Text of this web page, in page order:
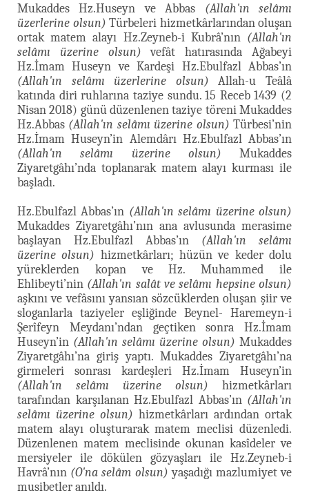
Mukaddes Hz.Huseyn ve Abbas (Allah'ın selâmı
üzerlerine olsun) Türbeleri hizmetkârlarından oluşan
ortak matem alayı Hz.Zeyneb-i Kubrâ’nın (Allah'ın
selâmı üzerine olsun) vefât hatırasında Ağabeyi
Hz.İmam Huseyn ve Kardeşi Hz.Ebulfazl Abbas’ın
(Allah'ın selâmı üzerlerine olsun) Allah-u Teâlâ
katında diri ruhlarına taziye sundu. 15 Receb 1439 (2
Nisan 2018) günü düzenlenen taziye töreni Mukaddes
Hz.Abbas (Allah'ın selâmı üzerine olsun) Türbesi’nin
Hz.İmam Huseyn’in Alemdârı Hz.Ebulfazl Abbas’ın
(Allah'ın selâmı üzerine olsun) Mukaddes
Ziyaretgâhı’nda toplanarak matem alayı kurması ile
başladı.
Hz.Ebulfazl Abbas’ın (Allah'ın selâmı üzerine olsun)
Mukaddes Ziyaretgâhı’nın ana avlusunda merasime
başlayan Hz.Ebulfazl Abbas’ın (Allah'ın selâmı
üzerine olsun) hizmetkârları; hüzün ve keder dolu
yüreklerden kopan ve Hz. Muhammed ile
Ehlibeyti’nin (Allah'ın salât ve selâmı hepsine olsun)
aşkını ve vefâsını yansıan sözcüklerden oluşan şiir ve
sloganlarla taziyeler eşliğinde Beynel- Haremeyn-i
Şerîfeyn Meydanı’ndan geçtiken sonra Hz.İmam
Huseyn’in (Allah'ın selâmı üzerine olsun) Mukaddes
Ziyaretgâhı’na giriş yaptı. Mukaddes Ziyaretgâhı’na
girmeleri sonrası kardeşleri Hz.İmam Huseyn’in
(Allah'ın selâmı üzerine olsun) hizmetkârları
tarafından karşılanan Hz.Ebulfazl Abbas’ın (Allah'ın
selâmı üzerine olsun) hizmetkârları ardından ortak
matem alayı oluşturarak matem meclisi düzenledi.
Düzenlenen matem meclisinde okunan kasîdeler ve
mersiyeler ile dökülen gözyaşları ile Hz.Zeyneb-i
Havrâ’nın (O'na selâm olsun) yaşadığı mazlumiyet ve
musibetler anıldı.